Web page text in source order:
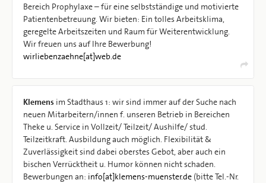
Bereich Prophylaxe – für eine selbstständige und motivierte
Patientenbetreuung. Wir bieten: Ein tolles Arbeitsklima,
geregelte Arbeitszeiten und Raum für Weiterentwicklung.
Wir freuen uns auf Ihre Bewerbung!
wirliebenzaehne[at]web.de
Klemensim Stadthaus 1: wir sind immer auf der Suche nach
neuen Mitarbeitern/innen f. unseren Betrieb in Bereichen
Theke u. Service in Vollzeit/ Teilzeit/ Aushilfe/ stud.
Teilzeitkraft. Ausbildung auch möglich. Flexibilität &
Zuverlässigkeit sind dabei oberstes Gebot, aber auch ein
bischen Verrücktheit u. Humor können nicht schaden.
Bewerbungen an: info[at]klemens-muenster.de(bitte Tel.-Nr.